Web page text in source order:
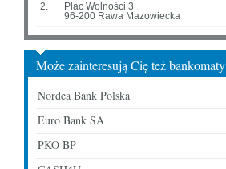
2.
Plac Wolności 3
96-200 Rawa Mazowiecka
Może zainteresują Cię też bankomaty
Nordea Bank Polska
Euro Bank SA
PKO BP